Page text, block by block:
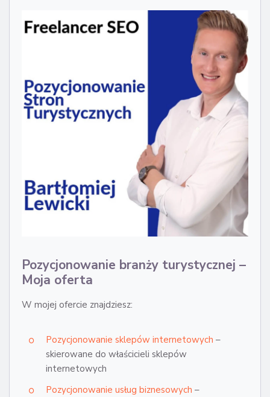
Pozycjonowanie branży turystycznej –
Moja oferta
W mojej ofercie znajdziesz:
Pozycjonowanie sklepów internetowych –
skierowane do właścicieli sklepów
internetowych
Pozycjonowanie usług biznesowych –